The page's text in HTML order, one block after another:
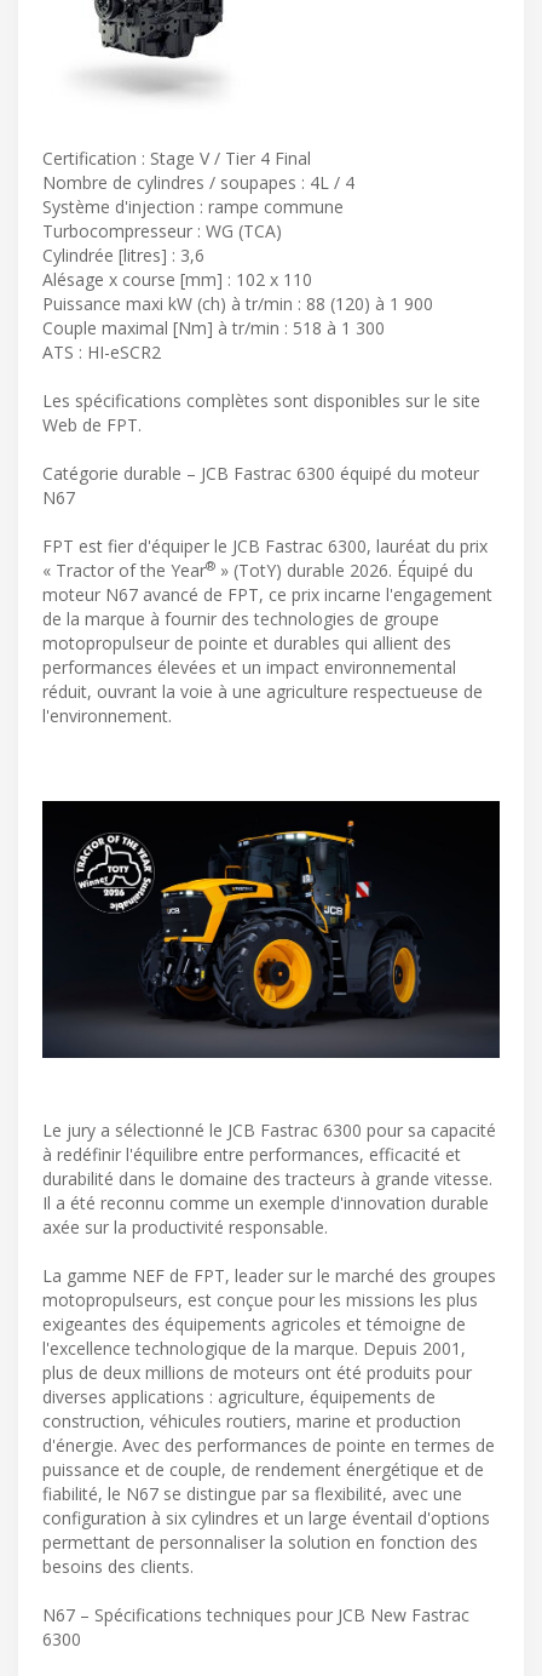
Certification : Stage V / Tier 4 Final
Nombre de cylindres / soupapes : 4L / 4
Système d'injection : rampe commune
Turbocompresseur : WG (TCA)
Cylindrée [litres] : 3,6
Alésage x course [mm] : 102 x 110
Puissance maxi kW (ch) à tr/min : 88 (120) à 1 900
Couple maximal [Nm] à tr/min : 518 à 1 300
ATS : HI-eSCR2
Les spécifications complètes sont disponibles sur le site
Web de FPT.
Catégorie durable – JCB Fastrac 6300 équipé du moteur
N67
FPT est fier d'équiper le JCB Fastrac 6300, lauréat du prix
« Tractor of the Year® » (TotY) durable 2026. Équipé du
moteur N67 avancé de FPT, ce prix incarne l'engagement
de la marque à fournir des technologies de groupe
motopropulseur de pointe et durables qui allient des
performances élevées et un impact environnemental
réduit, ouvrant la voie à une agriculture respectueuse de
l'environnement.
Le jury a sélectionné le JCB Fastrac 6300 pour sa capacité
à redéfinir l'équilibre entre performances, efficacité et
durabilité dans le domaine des tracteurs à grande vitesse.
Il a été reconnu comme un exemple d'innovation durable
axée sur la productivité responsable.
La gamme NEF de FPT, leader sur le marché des groupes
motopropulseurs, est conçue pour les missions les plus
exigeantes des équipements agricoles et témoigne de
l'excellence technologique de la marque. Depuis 2001,
plus de deux millions de moteurs ont été produits pour
diverses applications : agriculture, équipements de
construction, véhicules routiers, marine et production
d'énergie. Avec des performances de pointe en termes de
puissance et de couple, de rendement énergétique et de
fiabilité, le N67 se distingue par sa flexibilité, avec une
configuration à six cylindres et un large éventail d'options
permettant de personnaliser la solution en fonction des
besoins des clients.
N67 – Spécifications techniques pour JCB New Fastrac
6300